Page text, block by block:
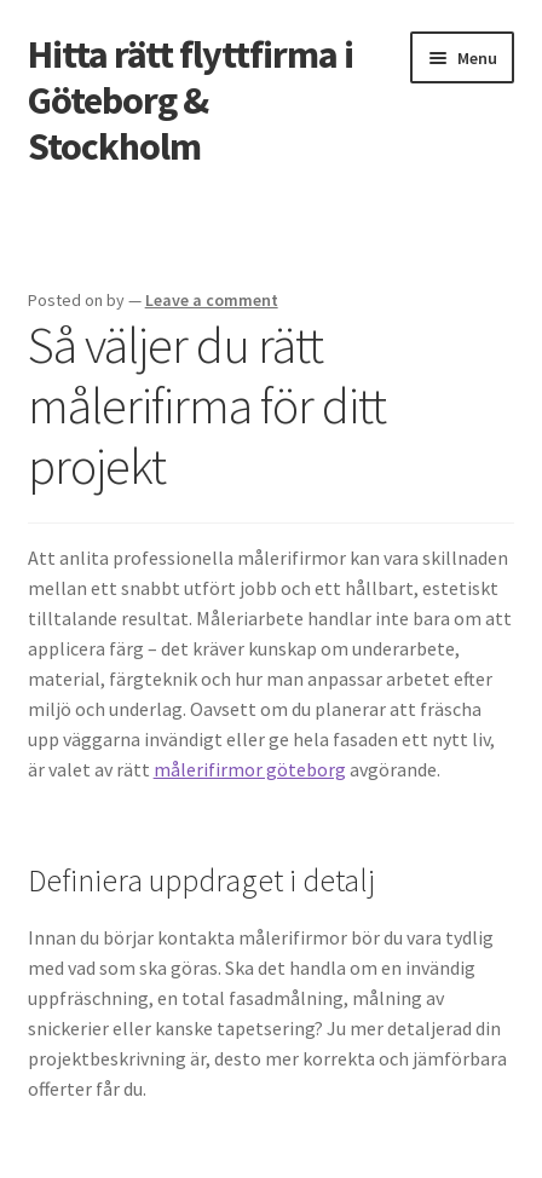
Skip
to
navigation
Skip
to
content
Hitta rätt flyttfirma i
Göteborg &
Stockholm
Menu
Kontakta Oss
Skillnaderna Mellan Webbdesigner och Webbutvecklare
Spela casino utan registrering
Vårt Varumärke
Videos om flyttfirmor i Sverige
Posted on by— Leave a comment
Så väljer du rätt
målerifirma för ditt
projekt
Att anlita professionella målerifirmor kan vara skillnaden
mellan ett snabbt utfört jobb och ett hållbart, estetiskt
tilltalande resultat. Måleriarbete handlar inte bara om att
applicera färg – det kräver kunskap om underarbete,
material, färgteknik och hur man anpassar arbetet efter
miljö och underlag. Oavsett om du planerar att fräscha
upp väggarna invändigt eller ge hela fasaden ett nytt liv,
är valet av rätt målerifirmor göteborg avgörande.
Definiera uppdraget i detalj
Innan du börjar kontakta målerifirmor bör du vara tydlig
med vad som ska göras. Ska det handla om en invändig
uppfräschning, en total fasadmålning, målning av
snickerier eller kanske tapetsering? Ju mer detaljerad din
projektbeskrivning är, desto mer korrekta och jämförbara
offerter får du.